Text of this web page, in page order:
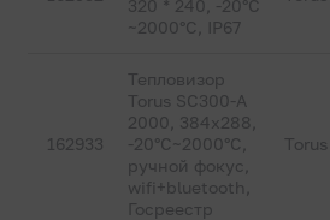
320 * 240, -20°C
~2000°C, IP67
162933
Тепловизор
Torus SC300-A
2000, 384х288,
-20°C~2000°C,
ручной фокус,
wifi+bluetooth,
Госреестр
Torus